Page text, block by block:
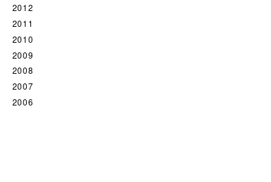
2012
2011
2010
2009
2008
2007
2006